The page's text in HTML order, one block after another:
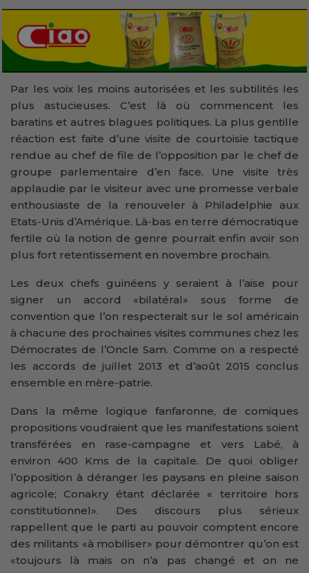
Par les voix les moins autorisées et les subtilités les
plus astucieuses. C’est là où commencent les
baratins et autres blagues politiques. La plus gentille
réaction est faite d’une visite de courtoisie tactique
rendue au chef de file de l’opposition par le chef de
groupe parlementaire d’en face. Une visite très
applaudie par le visiteur avec une promesse verbale
enthousiaste de la renouveler à Philadelphie aux
Etats-Unis d’Amérique. Là-bas en terre démocratique
fertile où la notion de genre pourrait enfin avoir son
plus fort retentissement en novembre prochain.
Les deux chefs guinéens y seraient à l’aise pour
signer un accord «bilatéral» sous forme de
convention que l’on respecterait sur le sol américain
à chacune des prochaines visites communes chez les
Démocrates de l’Oncle Sam. Comme on a respecté
les accords de juillet 2013 et d’août 2015 conclus
ensemble en mère-patrie.
Dans la même logique fanfaronne, de comiques
propositions voudraient que les manifestations soient
transférées en rase-campagne et vers Labé, à
environ 400 Kms de la capitale. De quoi obliger
l’opposition à déranger les paysans en pleine saison
agricole; Conakry étant déclarée « territoire hors
constitutionnel». Des discours plus sérieux
rappellent que le parti au pouvoir comptent encore
des militants «à mobiliser» pour démontrer qu’on est
«toujours là mais on n’a pas changé et on ne